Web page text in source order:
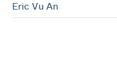
Eric Vu An